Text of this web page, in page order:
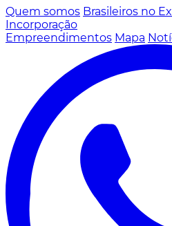
Quem somos Brasileiros no
Incorporação
Empreendimentos Mapa